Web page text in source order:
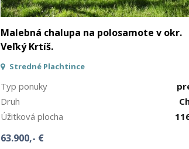
Malebná chalupa na polosamote v okr.
Veľký Krtíš.
Stredné Plachtince
Typ ponuky
Druh
Úžitková plocha
63.900,- €